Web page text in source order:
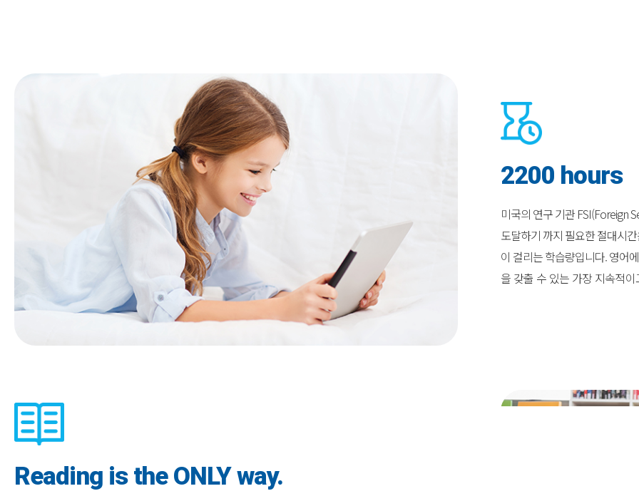
2200 hours
미국의 연구 기관 FSI(Foreign
도달하기 까지 필요한 절대시
이 걸리는 학습량입니다. 영어
을 갖출 수 있는 가장 지속적
Reading is the ONLY way.